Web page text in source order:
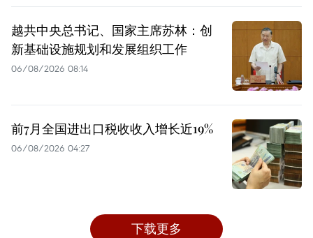
越共中央总书记、国家主席苏林：创
新基础设施规划和发展组织工作
06/08/2026 08:14
前7月全国进出口税收收入增长近19%
06/08/2026 04:27
下载更多